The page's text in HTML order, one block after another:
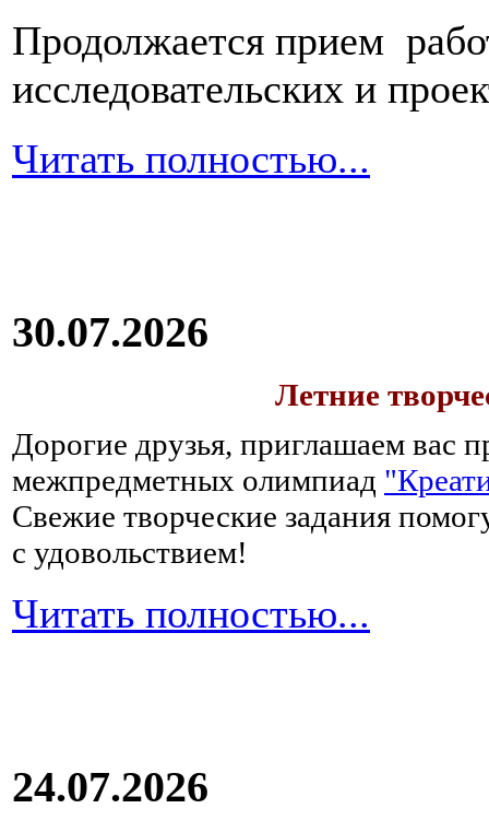
Продолжается прием
исследовательских и
Читать полностью...
30.07.2026
Летние
Дорогие друзья, приглашаем вас
межпредметных олимпиад
Свежие творческие задания
с удовольствием!
Читать полностью...
24.07.2026